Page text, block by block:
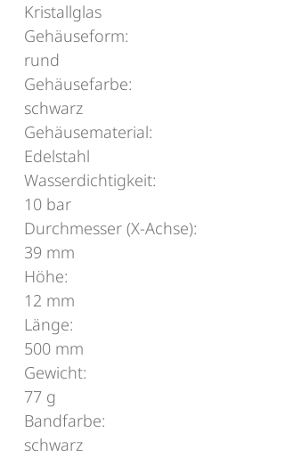
Kristallglas
Gehäuseform:
rund
Gehäusefarbe:
schwarz
Gehäusematerial:
Edelstahl
Wasserdichtigkeit:
10 bar
Durchmesser (X-Achse):
39 mm
Höhe:
12 mm
Länge:
500 mm
Gewicht:
77 g
Bandfarbe:
schwarz